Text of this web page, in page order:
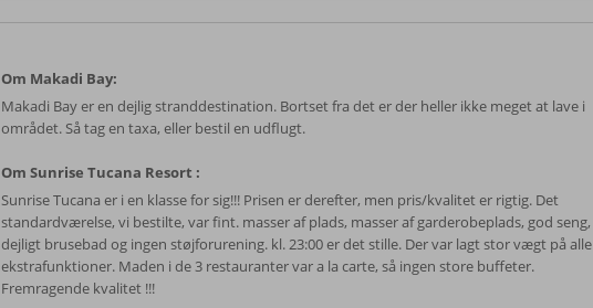
Om Makadi Bay:
Makadi Bay er en dejlig stranddestination. Bortset fra det er der heller ikke meget at lave i
området. Så tag en taxa, eller bestil en udflugt.
Om Sunrise Tucana Resort :
Sunrise Tucana er i en klasse for sig!!! Prisen er derefter, men pris/kvalitet er rigtig. Det
standardværelse, vi bestilte, var fint. masser af plads, masser af garderobeplads, god seng,
dejligt brusebad og ingen støjforurening. kl. 23:00 er det stille. Der var lagt stor vægt på alle
ekstrafunktioner. Maden i de 3 restauranter var a la carte, så ingen store buffeter.
Fremragende kvalitet !!!